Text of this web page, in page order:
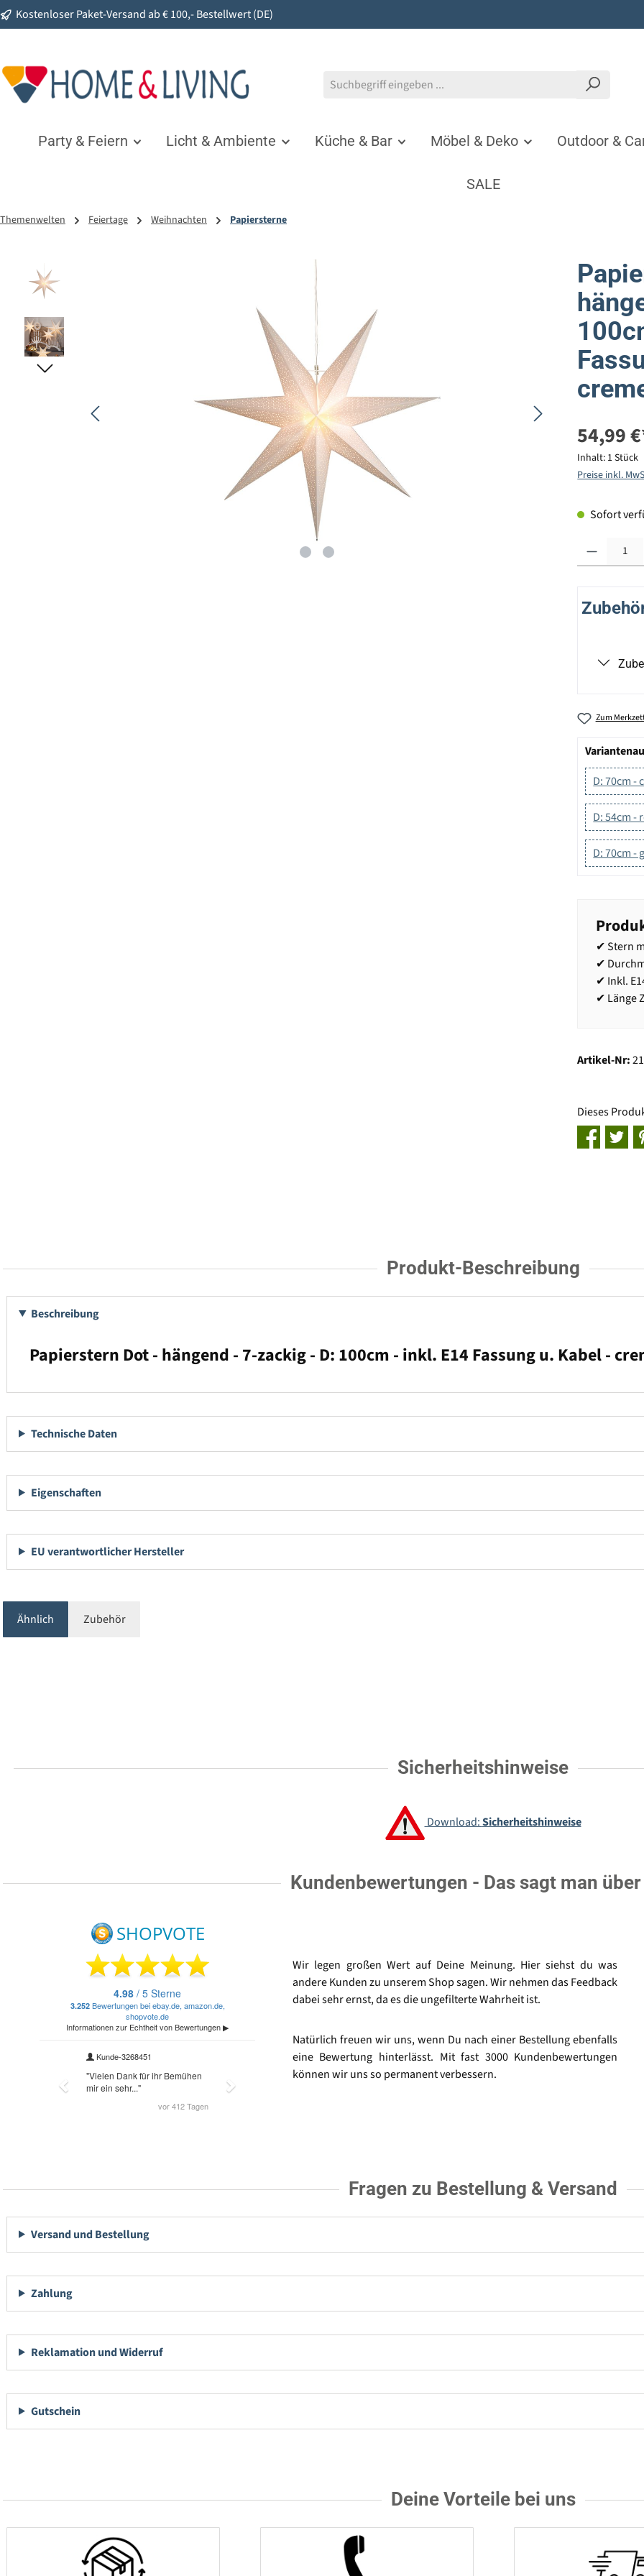
Zur Hauptnavigation springen
Kostenloser Paket-Versand ab € 100,- Bestellwert (DE)
Party & Feiern Licht & Ambiente Küche & Bar Möbel & Deko Outdoor &
SALE
Themenwelten Feiertage Weihnachten Papiersterne
Bildergalerie überspringen
54,99
Inhalt: 1 Stück
Preise inkl.
Sofort
Zum
D: 70cm -
D: 54cm -
D: 70cm -
✔ Stern
✔
✔ Inkl.
✔ Länge
Artikel-Nr:
Dieses
Produkt-Beschreibung
Beschreibung
Papierstern Dot - hängend - 7-zackig - D: 100cm - inkl. E14 Fassung u. Kabel -
Technische Daten
Eigenschaften
EU verantwortlicher Hersteller
Ähnlich Zubehör
Sicherheitshinweise
Download:Sicherheitshinweise
Kundenbewertungen - Das sagt man
Wir legen großen Wert auf Deine Meinung. Hier siehst du was
andere Kunden zu unserem Shop sagen. Wir nehmen das Feedback
dabei sehr ernst, da es die ungefilterte Wahrheit ist.
Natürlich freuen wir uns, wenn Du nach einer Bestellung ebenfalls
eine Bewertung hinterlässt. Mit fast 3000 Kundenbewertungen
können wir uns so permanent verbessern.
Fragen zu Bestellung & Versand
Versand und Bestellung
Zahlung
Reklamation und Widerruf
Gutschein
Deine Vorteile bei uns